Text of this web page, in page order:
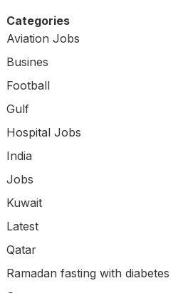
Categories
Aviation Jobs
Busines
Football
Gulf
Hospital Jobs
India
Jobs
Kuwait
Latest
Qatar
Ramadan fasting with diabetes